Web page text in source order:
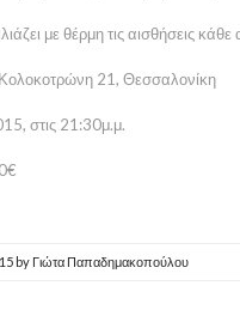
με θέρμη τις αισθήσεις κάθε
21, Θεσσαλονίκη
στις 21:30μ.μ.
by Γιώτα Παπαδημακοπούλου